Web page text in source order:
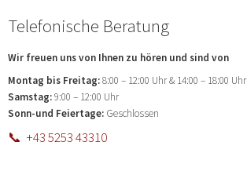
Telefonische Beratung
Wir freuen uns von Ihnen zu hören und sind von
Montag bis Freitag:8:00 – 12:00 Uhr & 14:00 – 18:00 Uhr
Samstag:9:00 – 12:00 Uhr
Sonn-und Feiertage: Geschlossen
📞 +43 5253 43310